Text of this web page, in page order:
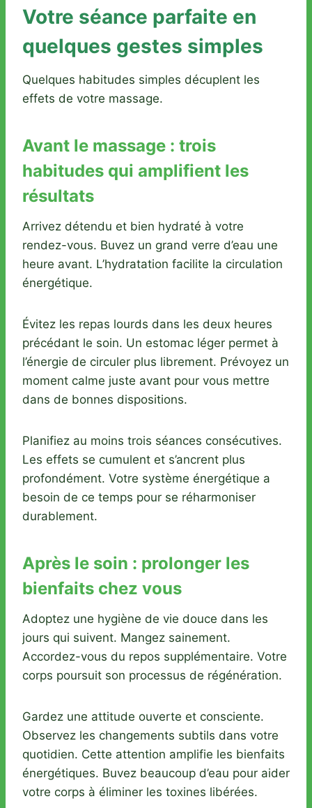
Votre séance parfaite en
quelques gestes simples
Quelques habitudes simples décuplent les
effets de votre massage.
Avant le massage : trois
habitudes qui amplifient les
résultats
Arrivez détendu et bien hydraté à votre
rendez-vous. Buvez un grand verre d’eau une
heure avant. L’hydratation facilite la circulation
énergétique.
Évitez les repas lourds dans les deux heures
précédant le soin. Un estomac léger permet à
l’énergie de circuler plus librement. Prévoyez un
moment calme juste avant pour vous mettre
dans de bonnes dispositions.
Planifiez au moins trois séances consécutives.
Les effets se cumulent et s’ancrent plus
profondément. Votre système énergétique a
besoin de ce temps pour se réharmoniser
durablement.
Après le soin : prolonger les
bienfaits chez vous
Adoptez une hygiène de vie douce dans les
jours qui suivent. Mangez sainement.
Accordez-vous du repos supplémentaire. Votre
corps poursuit son processus de régénération.
Gardez une attitude ouverte et consciente.
Observez les changements subtils dans votre
quotidien. Cette attention amplifie les bienfaits
énergétiques. Buvez beaucoup d’eau pour aider
votre corps à éliminer les toxines libérées.